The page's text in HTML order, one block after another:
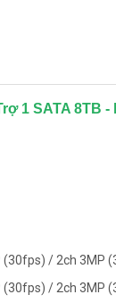
1 SATA 8TB
/ 2ch 3MP
/ 2ch